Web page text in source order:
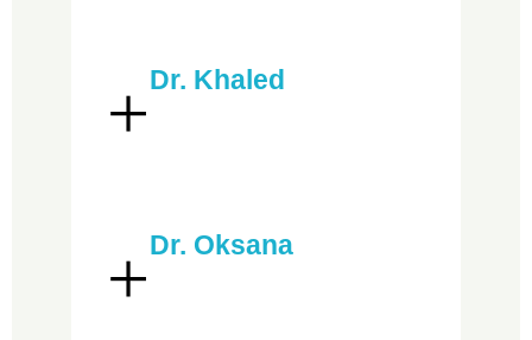
Dr. Khaled
Dr. Oksana